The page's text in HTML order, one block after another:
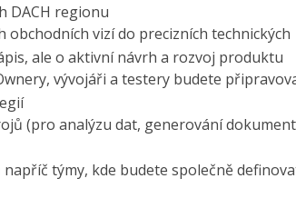
DACH regionu
vizí do precizních technických
ale o aktivní návrh a rozvoj produktu
vývojáři a testery budete
(pro analýzu dat, generování
týmy, kde budete společně